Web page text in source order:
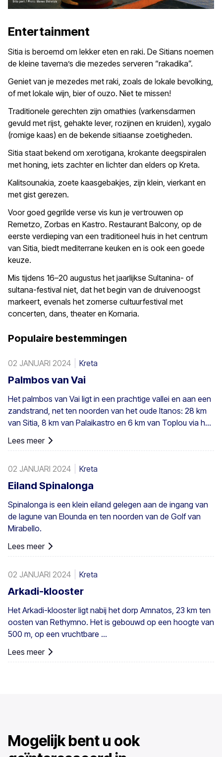
Entertainment
Sitia is beroemd om lekker eten en raki. De Sitians noemen
de kleine taverna’s die mezedes serveren “rakadika”.
Geniet van je mezedes met raki, zoals de lokale bevolking,
of met lokale wijn, bier of ouzo. Niet te missen!
Traditionele gerechten zijn omathies (varkensdarmen
gevuld met rijst, gehakte lever, rozijnen en kruiden), xygalo
(romige kaas) en de bekende sitiaanse zoetigheden.
Sitia staat bekend om xerotigana, krokante deegspiralen
met honing, iets zachter en lichter dan elders op Kreta.
Kalitsounakia, zoete kaasgebakjes, zijn klein, vierkant en
met gist gerezen.
Voor goed gegrilde verse vis kun je vertrouwen op
Remetzo, Zorbas en Kastro. Restaurant Balcony, op de
eerste verdieping van een traditioneel huis in het centrum
van Sitia, biedt mediterrane keuken en is ook een goede
keuze.
Mis tijdens 16–20 augustus het jaarlijkse Sultanina- of
sultana-festival niet, dat het begin van de druivenoogst
markeert, evenals het zomerse cultuurfestival met
concerten, dans, theater en Kornaria.
Populaire bestemmingen
02 JANUARI 2024 Kreta
Palmbos van Vai
Het palmbos van Vai ligt in een prachtige vallei en aan een
zandstrand, net ten noorden van het oude Itanos: 28 km
van Sitia, 8 km van Palaikastro en 6 km van Toplou via hun
respectieve wegen. Het beslaat 200 stremmata (50 acres)
en bestaat uit inheemse Theophrastus-palmen – de
heel Europa. Een voldoende groot bestand bestaat in
Preveli, met kleinere groepen elders, bijvoorbeeld bij Agios
Nikitas. De palm komt ook hier en daar voor op de
zuidwestelijke Egeïsche eilanden, Cyprus en in Turkije.
Lees meer
02 JANUARI 2024 Kreta
Eiland Spinalonga
Spinalonga is een klein eiland gelegen aan de ingang van
de lagune van Elounda en ten noorden van de Golf van
Mirabello.
Lees meer
02 JANUARI 2024 Kreta
Arkadi-klooster
Het Arkadi-klooster ligt nabij het dorp Amnatos, 23 km ten
oosten van Rethymno. Het is gebouwd op een hoogte van
500 m, op een vruchtbare ...
Lees meer
Mogelijk bent u ook